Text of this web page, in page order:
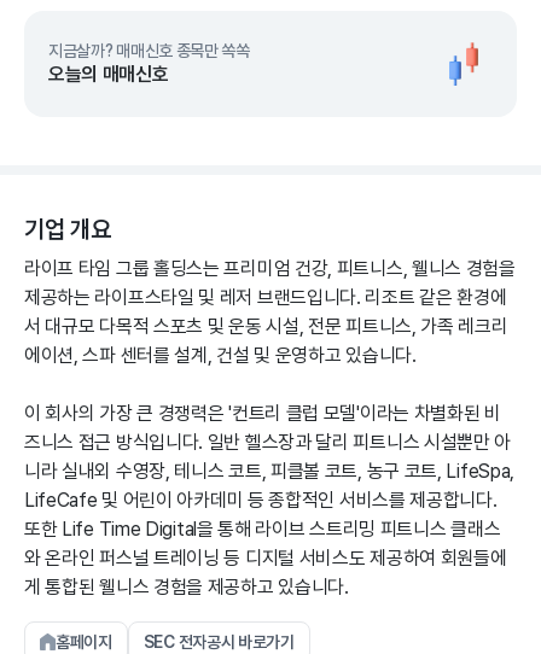
지금살까? 매매신호 종목만 쏙쏙
오늘의 매매신호
기업 개요
라이프 타임 그룹 홀딩스는 프리미엄 건강, 피트니스, 웰니스 경험을
제공하는 라이프스타일 및 레저 브랜드입니다. 리조트 같은 환경에
서 대규모 다목적 스포츠 및 운동 시설, 전문 피트니스, 가족 레크리
에이션, 스파 센터를 설계, 건설 및 운영하고 있습니다.
이 회사의 가장 큰 경쟁력은 '컨트리 클럽 모델'이라는 차별화된 비
즈니스 접근 방식입니다. 일반 헬스장과 달리 피트니스 시설뿐만 아
니라 실내외 수영장, 테니스 코트, 피클볼 코트, 농구 코트, LifeSpa,
LifeCafe 및 어린이 아카데미 등 종합적인 서비스를 제공합니다.
또한 Life Time Digital을 통해 라이브 스트리밍 피트니스 클래스
와 온라인 퍼스널 트레이닝 등 디지털 서비스도 제공하여 회원들에
게 통합된 웰니스 경험을 제공하고 있습니다.
홈페이지 SEC 전자공시 바로가기